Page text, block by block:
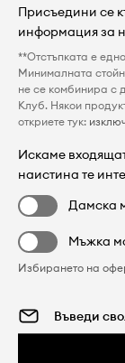
Присъедини се
информация за
**Отстъпката е
Минималната
не се комбинира с
Клуб. Някои
откриете тук:
Искаме
наистина те
Дамска
Мъжка
Избирането на